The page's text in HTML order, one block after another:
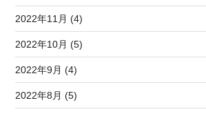
2022年11月 (4)
2022年10月 (5)
2022年9月 (4)
2022年8月 (5)